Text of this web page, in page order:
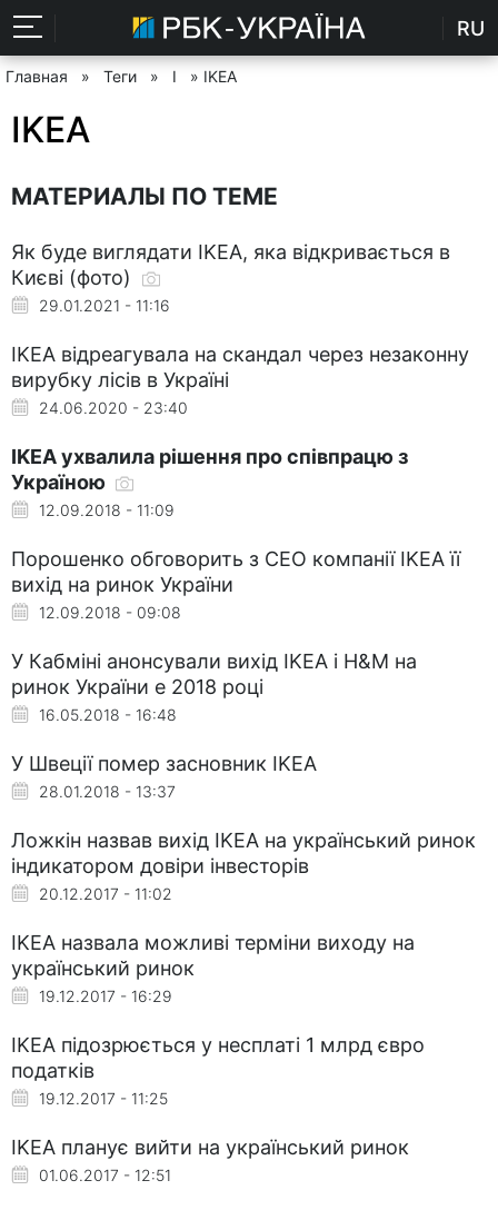
RU
Главная » Теги » I » IKEA
IKEA
МАТЕРИАЛЫ ПО ТЕМЕ
Як буде виглядати IKEA, яка відкривається в
Києві (фото)
29.01.2021 - 11:16
IKEA відреагувала на скандал через незаконну
вирубку лісів в Україні
24.06.2020 - 23:40
IKEA ухвалила рішення про співпрацю з
Україною
12.09.2018 - 11:09
Порошенко обговорить з CEO компанії IKEA її
вихід на ринок України
12.09.2018 - 09:08
У Кабміні анонсували вихід IKEA і H&M на
ринок України e 2018 році
16.05.2018 - 16:48
У Швеції помер засновник IKEA
28.01.2018 - 13:37
Ложкін назвав вихід IKEA на український ринок
індикатором довіри інвесторів
20.12.2017 - 11:02
IKEA назвала можливі терміни виходу на
український ринок
19.12.2017 - 16:29
IKEA підозрюється у несплаті 1 млрд євро
податків
19.12.2017 - 11:25
IKEA планує вийти на український ринок
01.06.2017 - 12:51